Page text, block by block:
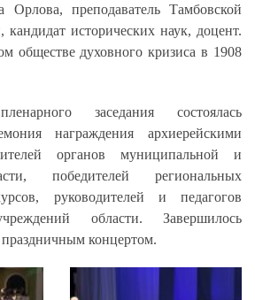
преподаватель Тамбовской
кандидат исторических наук, доцент.
обществе духовного кризиса в 1908
заседания состоялась
награждения архиерейскими
органов муниципальной и
победителей региональных
руководителей и педагогов
области. Завершилось
праздничным концертом.